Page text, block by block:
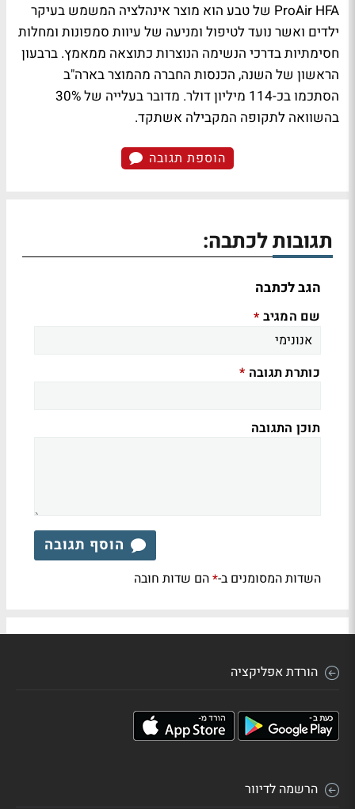
ProAir HFA של טבע הוא מוצר אינהלציה המשמש בעיקר
ילדים ואשר נועד לטיפול ומניעה של עיוות סמפונות ומחלות
חסימתיות בדרכי הנשימה הנוצרות כתוצאה ממאמץ. ברבעון
הראשון של השנה, הכנסות החברה מהמוצר בארה"ב
הסתכמו בכ-114 מיליון דולר. מדובר בעלייה של 30%
בהשוואה לתקופה המקבילה אשתקד.
הוספת תגובה
תגובות לכתבה:
הגב לכתבה
שם המגיב *
כותרת תגובה *
תוכן התגובה
הוסף תגובה
השדות המסומנים ב-*הם שדות חובה
הורדת אפליקציה
הרשמה לדיוור